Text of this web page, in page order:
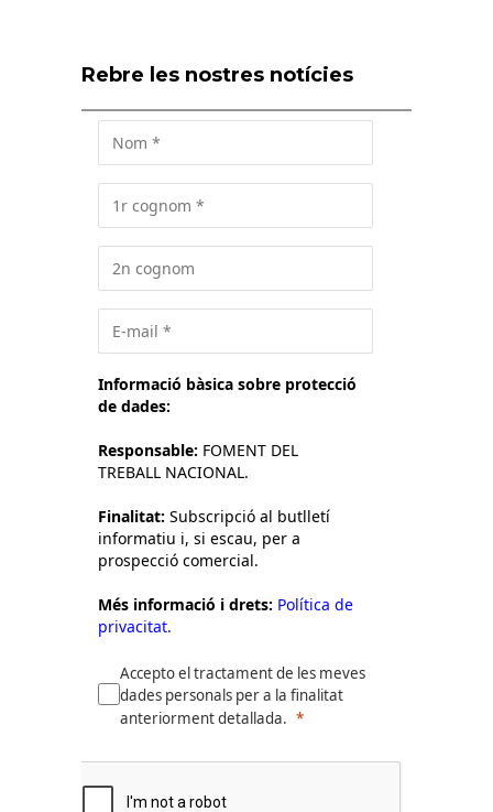
Rebre les nostres notícies
Informació bàsica sobre protecció
de dades:
Responsable: FOMENT DEL
TREBALL NACIONAL.
Finalitat: Subscripció al butlletí
informatiu i, si escau, per a
prospecció comercial.
Més informació i drets: Política de
privacitat.
Accepto el tractament de les meves
dades personals per a la finalitat
anteriorment detallada.